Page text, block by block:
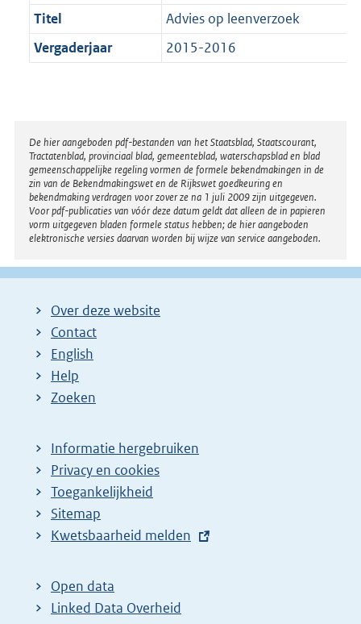
Titel
Advies op leenverzoek
Vergaderjaar
2015-2016
Disclaimer
De hier aangeboden pdf-bestanden van het Staatsblad, Staatscourant,
Tractatenblad, provinciaal blad, gemeenteblad, waterschapsblad en blad
gemeenschappelijke regeling vormen de formele bekendmakingen in de
zin van de Bekendmakingswet en de Rijkswet goedkeuring en
bekendmaking verdragen voor zover ze na 1 juli 2009 zijn uitgegeven.
Voor pdf-publicaties van vóór deze datum geldt dat alleen de in papieren
vorm uitgegeven bladen formele status hebben; de hier aangeboden
elektronische versies daarvan worden bij wijze van service aangeboden.
Over deze website
Contact
English
Help
Zoeken
Informatie hergebruiken
Privacy en cookies
Toegankelijkheid
Sitemap
E
t
e
Kwetsbaarheid melden
Open data
Linked Data Overheid